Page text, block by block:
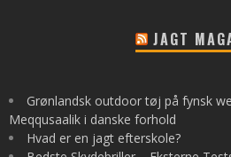
JAGT
Grønlandsk outdoor tøj på fynsk
Meqqusaalik i danske forhold
Hvad er en jagt efterskole?